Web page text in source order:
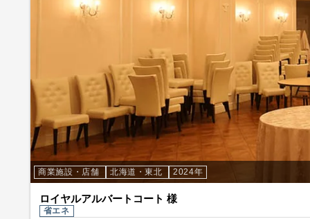
商業施設・店舗 北海道・東北 2024年
ロイヤルアルバートコート 様
省エネ